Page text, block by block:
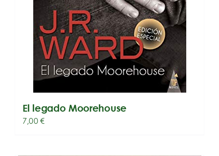
El legado Moorehouse
7,00€